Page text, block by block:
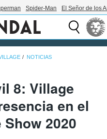
Spider-Man El Señor de los
NOTICIAS
8: Village
en el
Show 2020